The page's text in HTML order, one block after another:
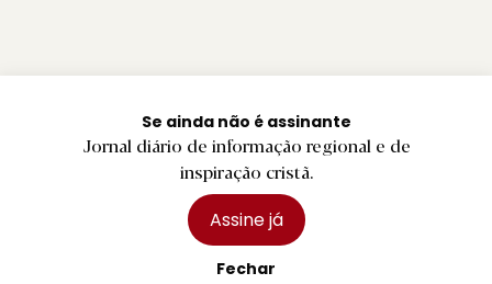
Se ainda não é assinante
Jornal diário de informação regional e de
inspiração cristã.
Assine já
Fechar